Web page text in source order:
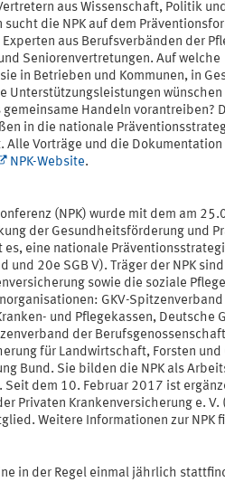
aus Wissenschaft, Politik
die NPK auf dem
aus Berufsverbänden der
Seniorenvertretungen. Auf welche
in Betrieben und Kommunen, in
Unterstützungsleistungen wünschen
Handeln vorantreiben?
in die nationale
Alle Vorträge und die
NPK-Website.
(NPK) wurde mit dem am
der Gesundheitsförderung und
eine nationale
und 20e SGB V). Träger der NPK
sowie die soziale
GKV-Spitzenverband
und Pflegekassen, Deutsche
der
für Landwirtschaft, Forsten und
Bund. Sie bilden die NPK als
Seit dem 10. Februar 2017 ist
Privaten Krankenversicherung e. V.
Weitere Informationen zur NPK
in der Regel einmal jährlich